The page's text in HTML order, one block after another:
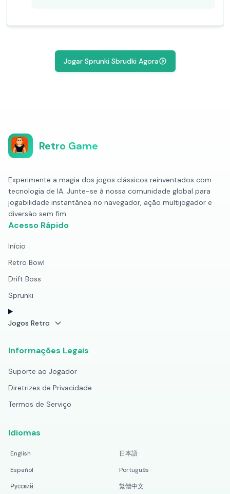
Jogar Sprunki Sbrudki Agora
Retro Game
Experimente a magia dos jogos clássicos reinventados com
tecnologia de IA. Junte-se à nossa comunidade global para
jogabilidade instantânea no navegador, ação multijogador e
diversão sem fim.
Acesso Rápido
Início
Retro Bowl
Drift Boss
Sprunki
Jogos Retro
Informações Legais
Suporte ao Jogador
Diretrizes de Privacidade
Termos de Serviço
Idiomas
English
日本語
Español
Português
Русский
繁體中文